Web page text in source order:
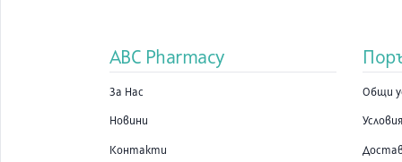
ABC Pharmacy
За Нас
Новини
Контакти
Общи